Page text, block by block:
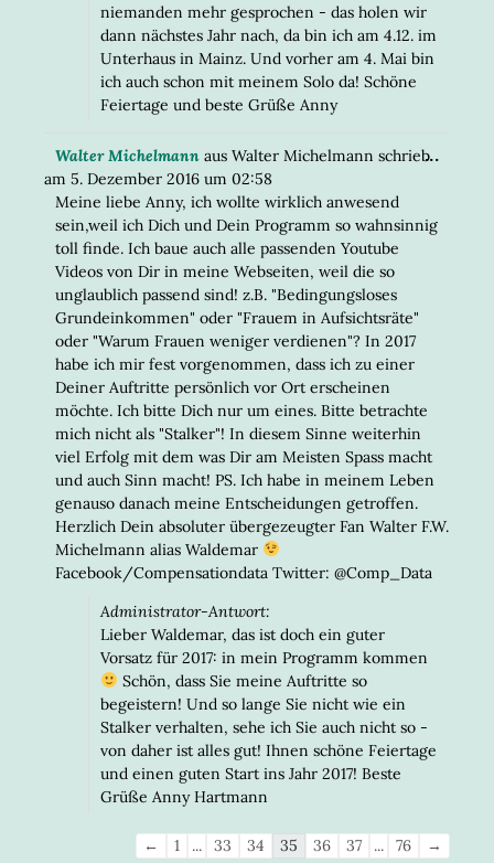
niemanden mehr gesprochen - das holen wir
dann nächstes Jahr nach, da bin ich am 4.12. im
Unterhaus in Mainz. Und vorher am 4. Mai bin
ich auch schon mit meinem Solo da! Schöne
Feiertage und beste Grüße Anny
Walter Michelmann aus Walter Michelmann schrieb
am 5. Dezember 2016 um 02:58
Meine liebe Anny, ich wollte wirklich anwesend
sein,weil ich Dich und Dein Programm so wahnsinnig
toll finde. Ich baue auch alle passenden Youtube
Videos von Dir in meine Webseiten, weil die so
unglaublich passend sind! z.B. "Bedingungsloses
Grundeinkommen" oder "Frauem in Aufsichtsräte"
oder "Warum Frauen weniger verdienen"? In 2017
habe ich mir fest vorgenommen, dass ich zu einer
Deiner Auftritte persönlich vor Ort erscheinen
möchte. Ich bitte Dich nur um eines. Bitte betrachte
mich nicht als "Stalker"! In diesem Sinne weiterhin
viel Erfolg mit dem was Dir am Meisten Spass macht
und auch Sinn macht! PS. Ich habe in meinem Leben
genauso danach meine Entscheidungen getroffen.
Herzlich Dein absoluter übergezeugter Fan Walter F.W.
Michelmann alias Waldemar
Facebook/Compensationdata Twitter: @Comp_Data
Administrator-Antwort:
Lieber Waldemar, das ist doch ein guter
Vorsatz für 2017: in mein Programm kommen
Schön, dass Sie meine Auftritte so
begeistern! Und so lange Sie nicht wie ein
Stalker verhalten, sehe ich Sie auch nicht so -
von daher ist alles gut! Ihnen schöne Feiertage
und einen guten Start ins Jahr 2017! Beste
Grüße Anny Hartmann
...DIESE
Navigation
← 1 ... 33 34 35 36 37 ... 76 →